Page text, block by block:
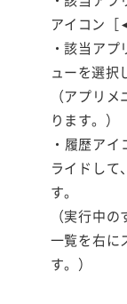
アイコン［
・該当ア
ューを選択
（アプリ
ります。）
・履歴ア
ライドして
す。
（実行中
一覧を右に
す。）